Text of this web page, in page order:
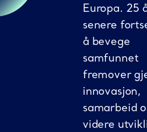
Europa. 25
senere
å bevege
samfunnet
fremover
innovasjon,
samarbeid
videre